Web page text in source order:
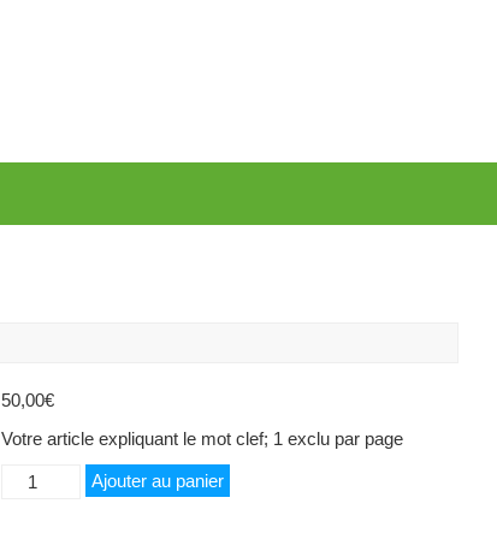
50,00€
Votre article expliquant le mot clef; 1 exclu par page
quantité
Ajouter au panier